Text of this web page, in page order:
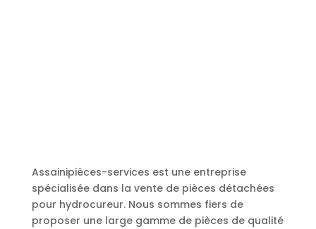
Assainipièces-services est une entreprise
spécialisée dans la vente de pièces détachées
pour hydrocureur. Nous sommes fiers de
proposer une large gamme de pièces de qualité